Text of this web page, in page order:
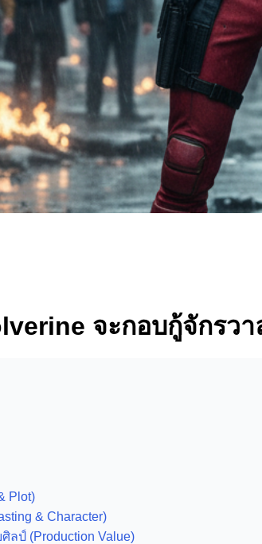
จะกอบกู้จักรว
Plot)
& Character)
ลป์ (Production Value)